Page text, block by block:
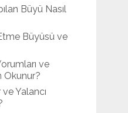
Büyü Nasıl
Büyüsü ve
ve
Okunur?
Yalancı